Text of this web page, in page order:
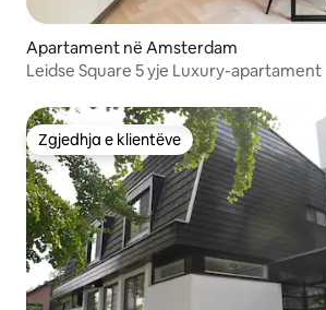
Apartament në Amsterdam
Leidse Square 5 yje Luxury-apartament
Zgjedhja e klientëve
Zgjedhja e klientëve